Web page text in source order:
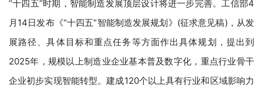
“十四五”时期，智能制造发展顶层设计将进一步完善。工信部4
月14日发布《“十四五”智能制造发展规划》(征求意见稿)，从发
展路径、具体目标和重点任务等方面作出具体规划，提出到
2025年，规模以上制造业企业基本普及数字化，重点行业骨干
企业初步实现智能转型。建成120个以上具有行业和区域影响力